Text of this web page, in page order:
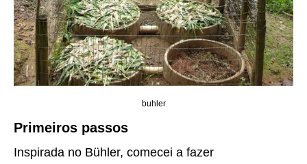
buhler
Primeiros passos
Inspirada no Bühler, comecei a fazer